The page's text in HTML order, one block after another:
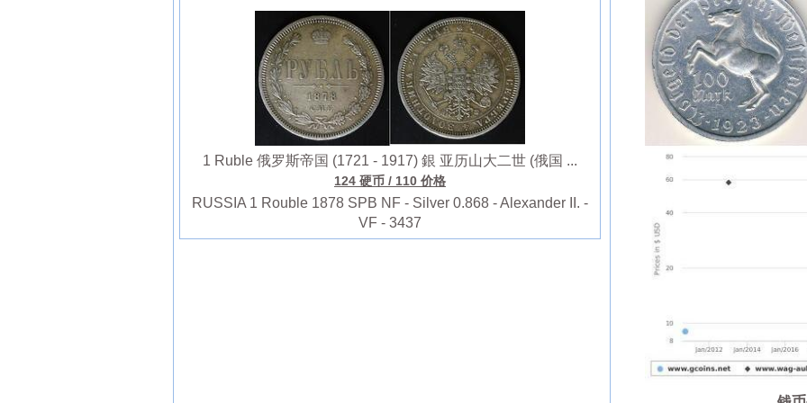
1 Ruble 俄罗斯帝国 (1721 - 1917) 銀 亚历山大二世 (俄国 ...
124 硬币 / 110 价格
RUSSIA 1 Rouble 1878 SPB NF - Silver 0.868 - Alexander II. -
VF - 3437